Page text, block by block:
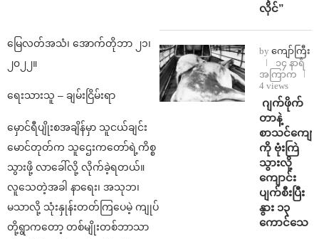
မြေလတ်အသံ၊ အောက်တိုဘာ ၂၁၊
၂၀၂၂။
ရေးသားသူ – ချမ်းငြိမ်းရာ
မှောင်ရီပျိုးစအချိန်မှာ သူငယ်ချင်း
မောင်တုတ်က သူဌေးကတော်ရဲ့ကိစ္စ
သွားဖို့ လာခေါ်လို့ လိုက်ခဲ့ရတယ်။
လူသေတဲ့အခါ နာရေး၊ အသုဘ၊
မသာလို့ သုံးနှုန်းတတ်ကြပေမဲ့ ကျုပ်
တို့ရွာကတော့ တစ်မျိုးတစ်ဘာသာ
လိုင်”
by ကျော်ကြီး
၁၄ နာရီ
အကြာက
4 views
⁨⁩ ⁨ဂျက်ဖိုက်
တာနဲ့
စာသင်ကျော
ကို ဗုံးကြဲ
သွားလို့
ကျောင်း
ပျက်စီးပြီး
နွား ၁၃
ကောင်သေ